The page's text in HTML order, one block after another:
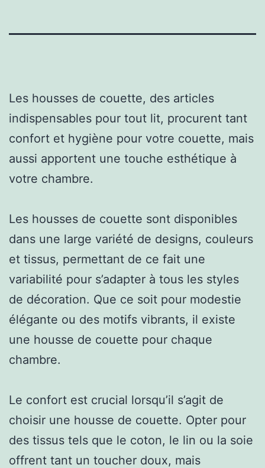
Les housses de couette, des articles
indispensables pour tout lit, procurent tant
confort et hygiène pour votre couette, mais
aussi apportent une touche esthétique à
votre chambre.
Les housses de couette sont disponibles
dans une large variété de designs, couleurs
et tissus, permettant de ce fait une
variabilité pour s’adapter à tous les styles
de décoration. Que ce soit pour modestie
élégante ou des motifs vibrants, il existe
une housse de couette pour chaque
chambre.
Le confort est crucial lorsqu’il s’agit de
choisir une housse de couette. Opter pour
des tissus tels que le coton, le lin ou la soie
offrent tant un toucher doux, mais